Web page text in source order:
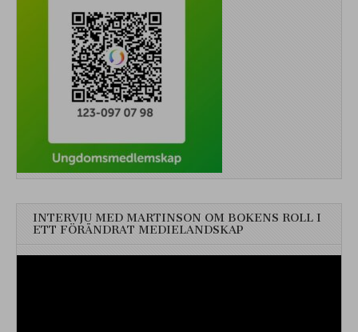
INTERVJU MED MARTINSON OM BOKENS ROLL I
ETT FÖRÄNDRAT MEDIELANDSKAP